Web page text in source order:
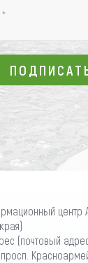
*
центр
(почтовый